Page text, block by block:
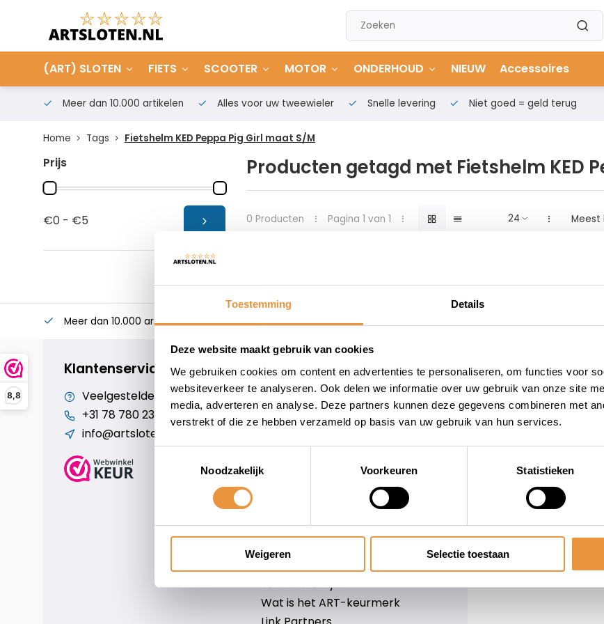
Toestemming Details
Deze website maakt gebruik van cookies
We gebruiken cookies om content en advertenties te personaliseren, om functies voor
websiteverkeer te analyseren. Ook delen we informatie over uw gebruik van onze site
media, adverteren en analyse. Deze partners kunnen deze gegevens combineren met
verstrekt of die ze hebben verzameld op basis van uw gebruik van hun services.
Noodzakelijk
Voorkeuren Statistieken
Weigeren Selectie toestaan
8,8
(ART) SLOTEN FIETS SCOOTER MOTOR ONDERHOUD NIEUW Accessoires
Meer dan 10.000 artikelen Alles voor uw tweewieler Snelle levering Niet goed = geld terug
Home Tags Fietshelm KED Peppa Pig Girl maat S/M
Prijs
€0 - €5
Producten getagd met Fietshelm KED
0 Producten Pagina 1 van 1 Meest
Meer dan 10.000 artikelen Alles voor uw tweewieler
Klantenservice
Veelgestelde vragen
+31 78 780 2330
info@artsloten.nl
Cookiebeleid
Over ons
Privacy Policy
Verzenden & retourneren
Contact
Sitemap
Art-slotenlijst
Scm-slotenlijst
Wat is het ART-keurmerk
Informatie
Over ons
Blog